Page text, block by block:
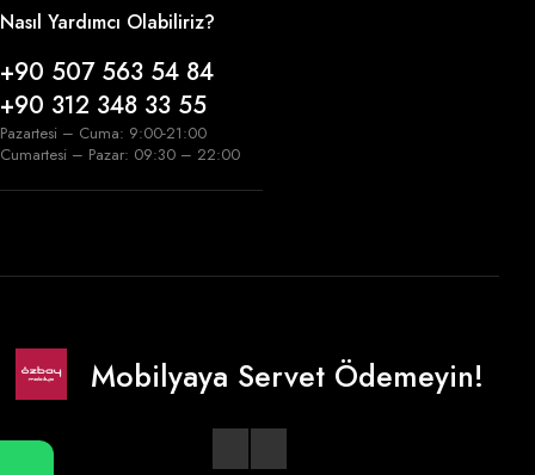
Nasıl Yardımcı Olabiliriz?
+90 507 563 54 84
+90 312 348 33 55
Pazartesi – Cuma: 9:00-21:00
Cumartesi – Pazar: 09:30 – 22:00
Mobilyaya Servet Ödemeyin!